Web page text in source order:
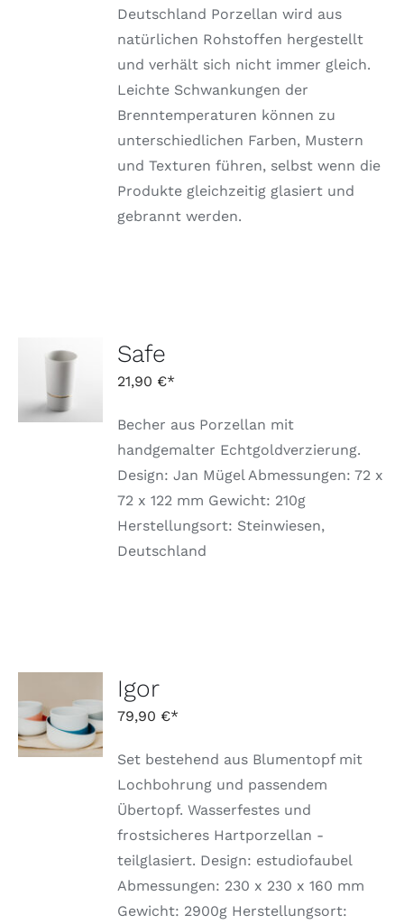
Deutschland Porzellan wird aus
natürlichen Rohstoffen hergestellt
und verhält sich nicht immer gleich.
Leichte Schwankungen der
Brenntemperaturen können zu
unterschiedlichen Farben, Mustern
und Texturen führen, selbst wenn die
Produkte gleichzeitig glasiert und
gebrannt werden.
IN DEN
/
DETAILS
Safe
21,90 €
Becher aus Porzellan mit
handgemalter Echtgoldverzierung.
Design: Jan Mügel Abmessungen: 72 x
72 x 122 mm Gewicht: 210g
Herstellungsort: Steinwiesen,
Deutschland
WÄHLEN
DIESES
PRODUKT
WEIST
MEHRERE
VARIANTEN
OPTIONEN
PRODUKTSEITE
/
DETAILS
Igor
79,90 €
Set bestehend aus Blumentopf mit
Lochbohrung und passendem
Übertopf. Wasserfestes und
frostsicheres Hartporzellan -
teilglasiert. Design: estudiofaubel
Abmessungen: 230 x 230 x 160 mm
Gewicht: 2900g Herstellungsort: